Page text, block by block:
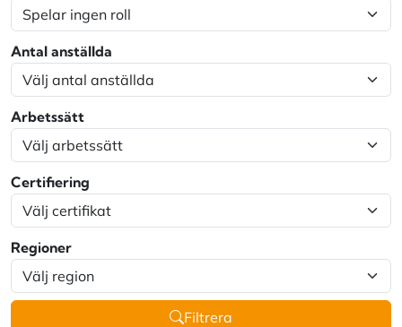
Antal anställda
Arbetssätt
Certifiering
Regioner
Filtrera